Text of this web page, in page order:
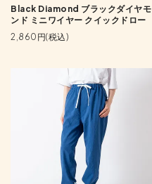
Black Diamond ブラックダイヤモ
ンド ミニワイヤー クイックドロー
2,860円(税込)